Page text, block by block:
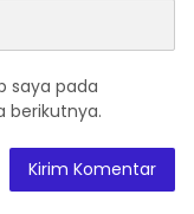
saya pada
berikutnya.